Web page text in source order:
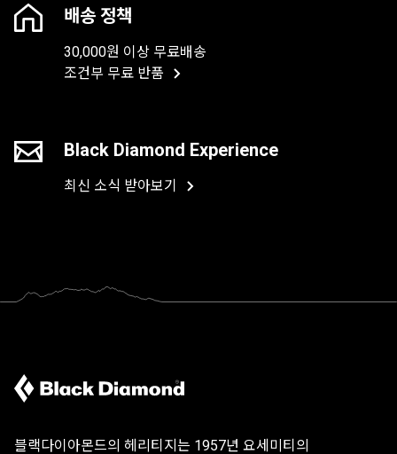
배송 정책
30,000원 이상 무료배송
조건부 무료 반품
Black Diamond Experience
최신 소식 받아보기
블랙다이아몬드의 헤리티지는 1957년 요세미티의